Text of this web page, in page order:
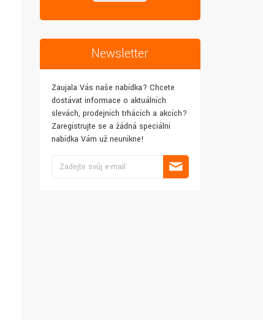
Newsletter
Zaujala Vás naše nabídka? Chcete
dostávat informace o aktuálních
slevách, prodejních trhácích a akcích?
Zaregistrujte se a žádná speciální
nabídka Vám už neunikne!